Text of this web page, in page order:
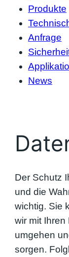
Produkte
Anfrage
News
Der Schutz
und die
wichtig. Sie
wir mit
umgehen
sorgen.